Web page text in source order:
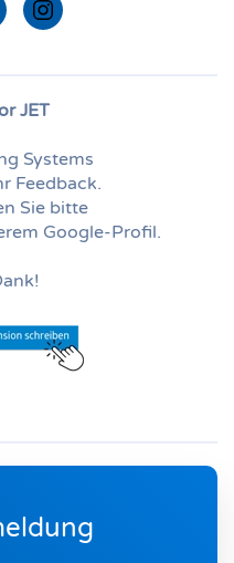
JET
Systems
Feedback.
Sie bitte
Google-Profil.